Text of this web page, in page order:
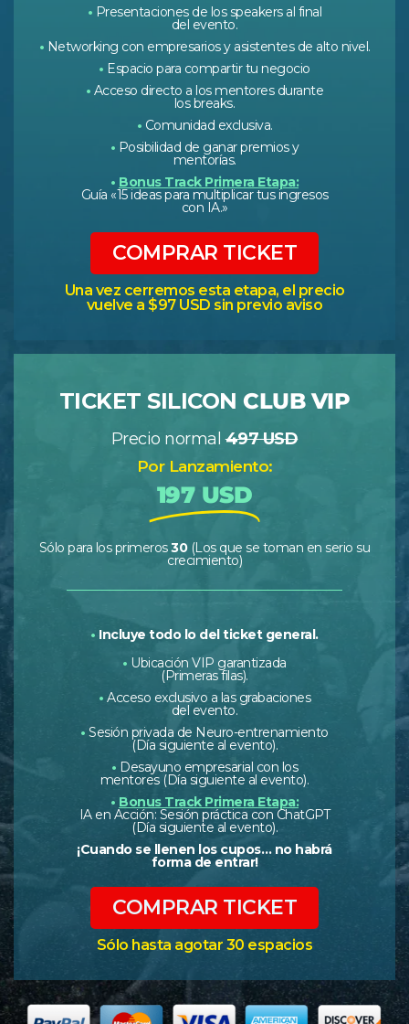
• Presentaciones de los speakers al final
del evento.
• Networking con empresarios y asistentes de alto nivel.
• Espacio para compartir tu negocio
• Acceso directo a los mentores durante
los breaks.
• Comunidad exclusiva.
• Posibilidad de ganar premios y
mentorías.
• Bonus Track Primera Etapa:
Guía «15 ideas para multiplicar tus ingresos
con IA.»
COMPRAR TICKET
Una vez cerremos esta etapa, el precio
vuelve a $97 USD sin previo aviso
TICKET SILICON CLUB VIP
Precio normal497 USD
Por Lanzamiento:
197 USD
Sólo para los primeros30(Los que se toman en serio su
crecimiento)
• Incluye todo lo del ticket general.
• Ubicación VIP garantizada
(Primeras filas).
• Acceso exclusivo a las grabaciones
del evento.
•Sesión privada de Neuro-entrenamiento
(Día siguiente al evento).
• Desayuno empresarial con los
mentores (Día siguiente al evento).
• Bonus Track Primera Etapa:
IA en Acción: Sesión práctica con ChatGPT
(Día siguiente al evento).
¡Cuando se llenen los cupos… no habrá
forma de entrar!
COMPRAR TICKET
Sólo hasta agotar 30 espacios